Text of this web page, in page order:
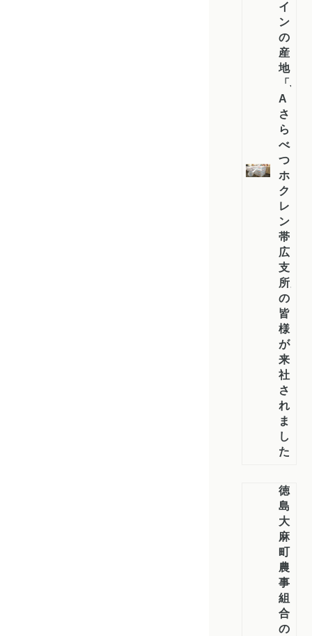
イ
ン
の
産
地
「J
A
さ
ら
べ
つ・
ホ
ク
レ
ン
帯
広
支
所」
の
皆
様
が
来
社
さ
れ
ま
し
た
徳
島
大
麻
町
農
事
組
合
の